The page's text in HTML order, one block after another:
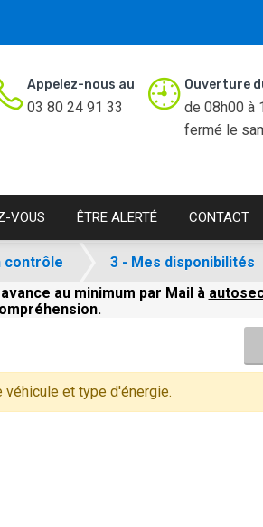
Appelez-nous au
03 80 24 91 33
Ouverture
de 08h00 à
fermé le
VOUS ÊTRE ALERTÉ CONTACT
contrôle 3 - Mes disponibilités
au minimum par Mail à
et type d'énergie.